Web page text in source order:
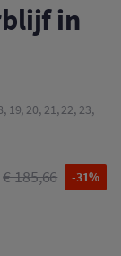
in
19, 20, 21, 22, 23,
€ 185,66 -31%